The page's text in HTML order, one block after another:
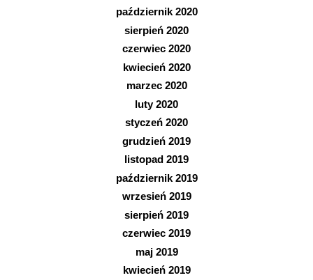
październik 2020
sierpień 2020
czerwiec 2020
kwiecień 2020
marzec 2020
luty 2020
styczeń 2020
grudzień 2019
listopad 2019
październik 2019
wrzesień 2019
sierpień 2019
czerwiec 2019
maj 2019
kwiecień 2019